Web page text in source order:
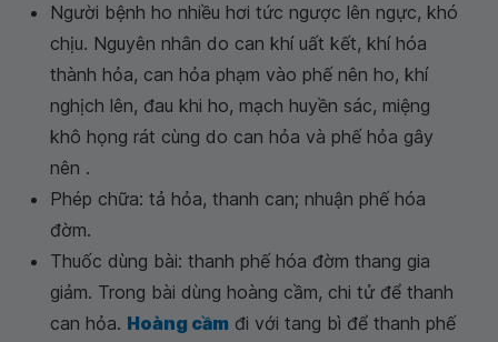
Người bệnh ho nhiều hơi tức ngược lên ngực, khó
chịu. Nguyên nhân do can khí uất kết, khí hóa
thành hỏa, can hỏa phạm vào phế nên ho, khí
nghịch lên, đau khi ho, mạch huyền sác, miệng
khô họng rát cùng do can hỏa và phế hỏa gây
nên .
Phép chữa: tả hỏa, thanh can; nhuận phế hóa
đờm.
Thuốc dùng bài: thanh phế hóa đờm thang gia
giảm. Trong bài dùng hoàng cầm, chi tử để thanh
can hỏa. Hoàng cầm đi với tang bì để thanh phế